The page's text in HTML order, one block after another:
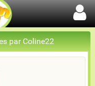
par Coline22